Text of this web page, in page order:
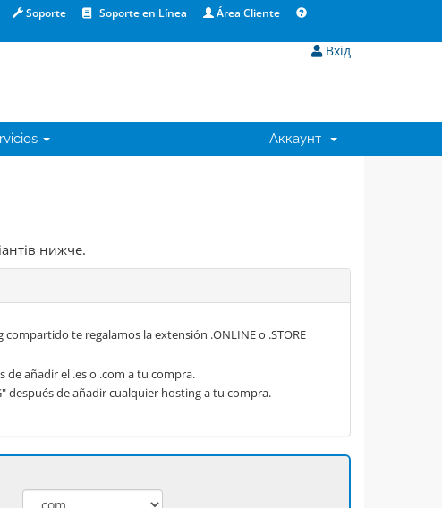
Soporte Soporte en Línea
Área Cliente
Вхід
Аккаунт
нижче.
te regalamos la extensión .ONLINE o .STORE
de añadir el .es o .com a tu compra.
después de añadir cualquier hosting a tu compra.